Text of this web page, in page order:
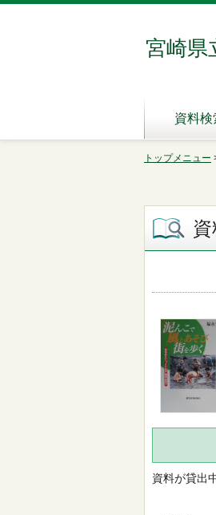
宮崎県
資料検
トップメニュー
資料が貸出